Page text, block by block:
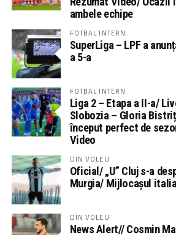
ambele echipe
FOTBAL INTERN
SuperLiga – LPF a
a 5-a
FOTBAL INTERN
Liga 2 – Etapa a II-a/
Slobozia – Gloria
început perfect de
Video
DIN VOLEU
Oficial/ „U” Cluj s-a
Murgia/ Mijlocașul
DIN VOLEU
News Alert// Cosmin